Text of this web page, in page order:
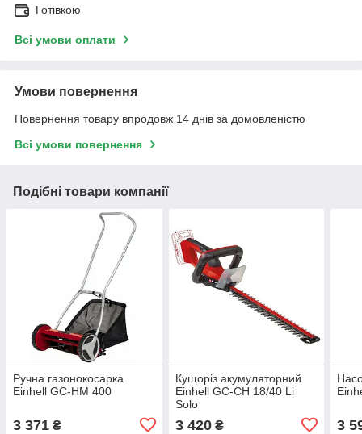
Готівкою
Всі умови оплати
Умови повернення
Повернення товару впродовж 14 днів за домовленістю
Всі умови повернення
Подібні товари компанії
Ручна газонокосарка
Einhell GC-HM 400
3 371 ₴
Кущоріз акумуляторний
Einhell GC-CH 18/40 Li
Solo
3 420₴ 3